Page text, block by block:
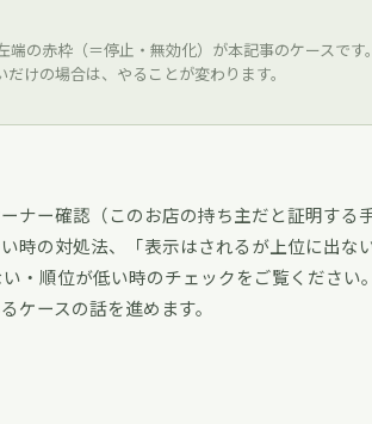
端の赤枠（＝停止・無効化）が本記事のケースで
だけの場合は、やることが変わります。
ーナー確認（このお店の持ち主だと証明する
時の対処法、「表示はされるが上位に出な
・順位が低い時のチェック をご覧ください
ケースの話を進めます。